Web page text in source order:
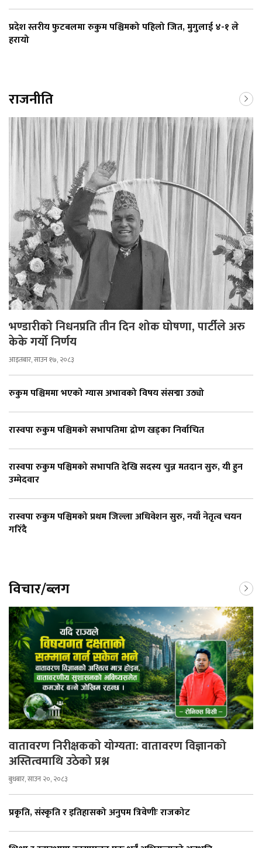
प्रदेश स्तरीय फुटबलमा रुकुम पश्चिमको पहिलो जित, मुगुलाई ४-१ ले
हरायो
राजनीति
भण्डारीको निधनप्रति तीन दिन शोक घोषणा, पार्टीले अरु
केके गर्यो निर्णय
आइतबार, साउन १७, २०८३
रुकुम पश्चिममा भएको ग्यास अभावको विषय संसद्मा उठ्यो
रास्वपा रुकुम पश्चिमको सभापतिमा द्रोण खड्का निर्वाचित
रास्वपा रुकुम पश्चिमको सभापति देखि सदस्य चुन्न मतदान सुरु, यी हुन
उम्मेदवार
रास्वपा रुकुम पश्चिमको प्रथम जिल्ला अधिवेशन सुरु, नयाँ नेतृत्व चयन
गरिँदै
विचार/ब्लग
वातावरण निरीक्षकको योग्यता: वातावरण विज्ञानको
अस्तित्वमाथि उठेको प्रश्न
बुधबार, साउन २०, २०८३
प्रकृति, संस्कृति र इतिहासको अनुपम त्रिवेणीः राजकोट